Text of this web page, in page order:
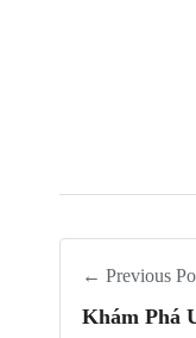
← Previous
Khám Phá